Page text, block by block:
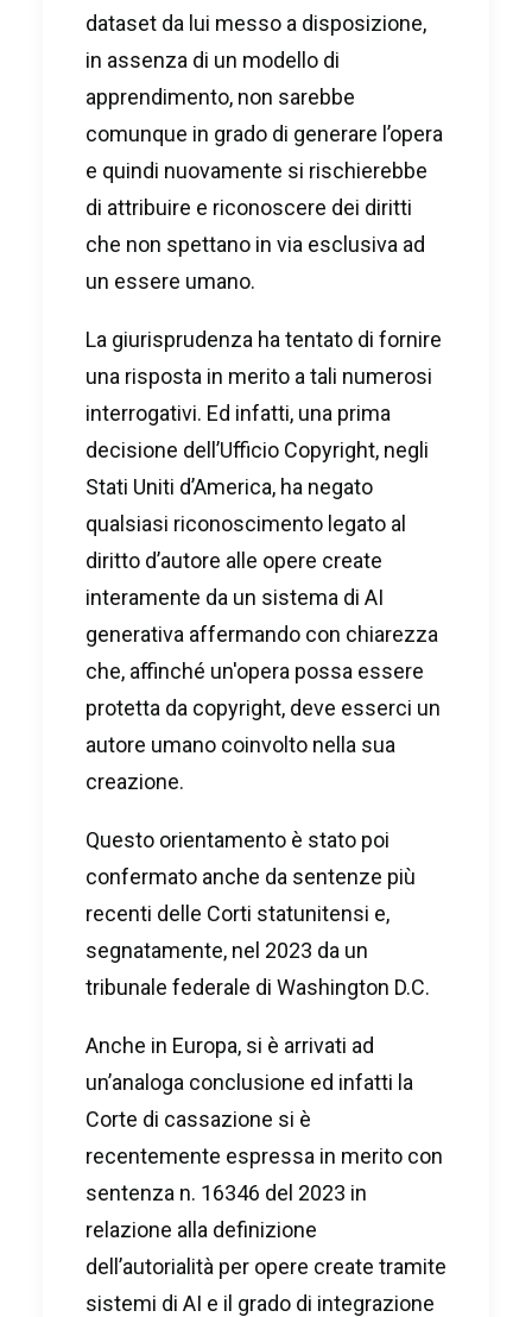
dataset da lui messo a disposizione,
in assenza di un modello di
apprendimento, non sarebbe
comunque in grado di generare l’opera
e quindi nuovamente si rischierebbe
di attribuire e riconoscere dei diritti
che non spettano in via esclusiva ad
un essere umano.
La giurisprudenza ha tentato di fornire
una risposta in merito a tali numerosi
interrogativi. Ed infatti, una prima
decisione dell’Ufficio Copyright, negli
Stati Uniti d’America, ha negato
qualsiasi riconoscimento legato al
diritto d’autore alle opere create
interamente da un sistema di AI
generativa affermando con chiarezza
che, affinché un'opera possa essere
protetta da copyright, deve esserci un
autore umano coinvolto nella sua
creazione.
Questo orientamento è stato poi
confermato anche da sentenze più
recenti delle Corti statunitensi e,
segnatamente, nel 2023 da un
tribunale federale di Washington D.C.
Anche in Europa, si è arrivati ad
un’analoga conclusione ed infatti la
Corte di cassazione si è
recentemente espressa in merito con
sentenza n. 16346 del 2023 in
relazione alla definizione
dell’autorialità per opere create tramite
sistemi di AI e il grado di integrazione